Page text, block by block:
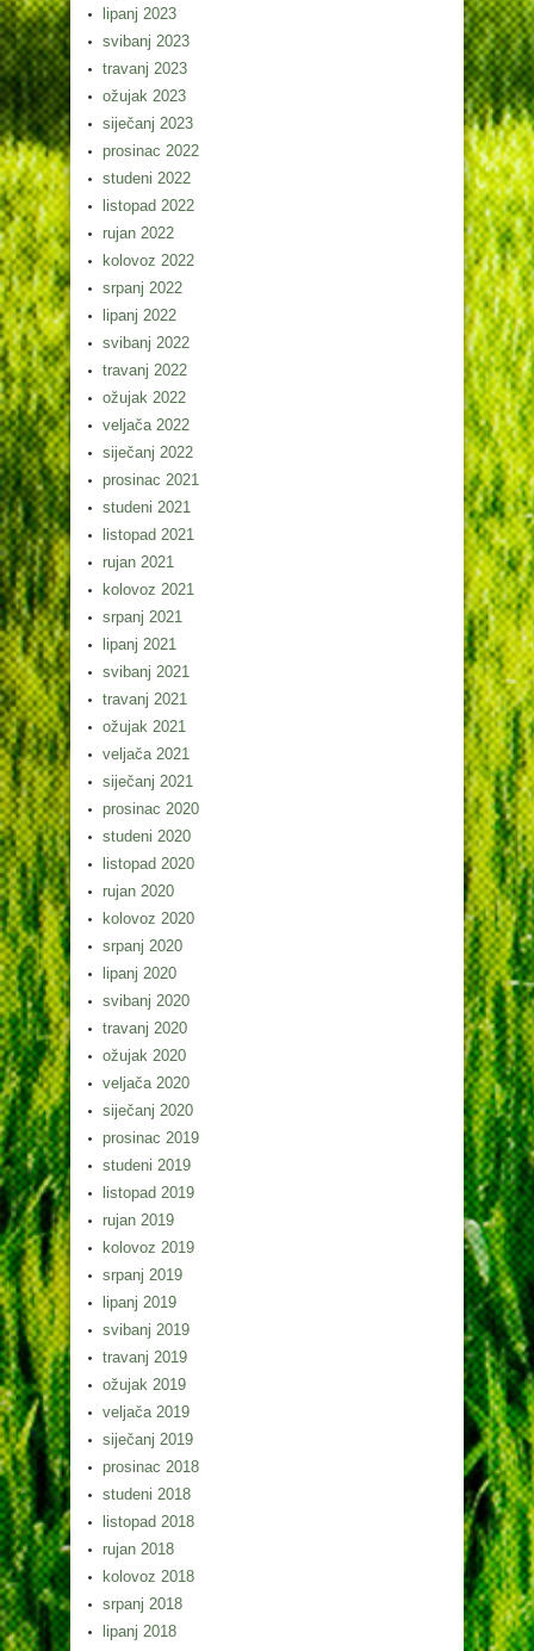
lipanj 2023
svibanj 2023
travanj 2023
ožujak 2023
siječanj 2023
prosinac 2022
studeni 2022
listopad 2022
rujan 2022
kolovoz 2022
srpanj 2022
lipanj 2022
svibanj 2022
travanj 2022
ožujak 2022
veljača 2022
siječanj 2022
prosinac 2021
studeni 2021
listopad 2021
rujan 2021
kolovoz 2021
srpanj 2021
lipanj 2021
svibanj 2021
travanj 2021
ožujak 2021
veljača 2021
siječanj 2021
prosinac 2020
studeni 2020
listopad 2020
rujan 2020
kolovoz 2020
srpanj 2020
lipanj 2020
svibanj 2020
travanj 2020
ožujak 2020
veljača 2020
siječanj 2020
prosinac 2019
studeni 2019
listopad 2019
rujan 2019
kolovoz 2019
srpanj 2019
lipanj 2019
svibanj 2019
travanj 2019
ožujak 2019
veljača 2019
siječanj 2019
prosinac 2018
studeni 2018
listopad 2018
rujan 2018
kolovoz 2018
srpanj 2018
lipanj 2018